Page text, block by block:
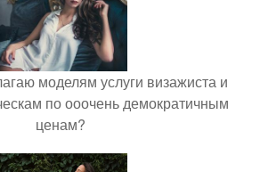
моделям услуги визажиста и
по ооочень демократичным
ценам?